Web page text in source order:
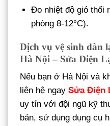
Đo nhiệt độ gió thổi
phòng 8-12°C).
Dịch vụ vệ sinh dàn
Hà Nội – Sửa Điện
Nếu bạn ở Hà Nội và
liên hệ ngay Sửa Điện
uy tín với đội ngũ kỹ
bản, sử dụng dụng cụ